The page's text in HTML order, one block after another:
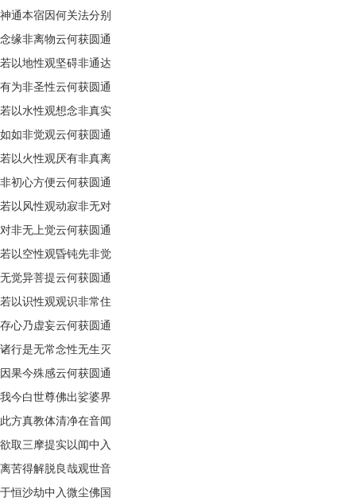
神通本宿因何关法分别
念缘非离物云何获圆通
若以地性观坚碍非通达
有为非圣性云何获圆通
若以水性观想念非真实
如如非觉观云何获圆通
若以火性观厌有非真离
非初心方便云何获圆通
若以风性观动寂非无对
对非无上觉云何获圆通
若以空性观昏钝先非觉
无觉异菩提云何获圆通
若以识性观观识非常住
存心乃虚妄云何获圆通
诸行是无常念性无生灭
因果今殊感云何获圆通
我今白世尊佛出娑婆界
此方真教体清净在音闻
欲取三摩提实以闻中入
离苦得解脱良哉观世音
于恒沙劫中入微尘佛国